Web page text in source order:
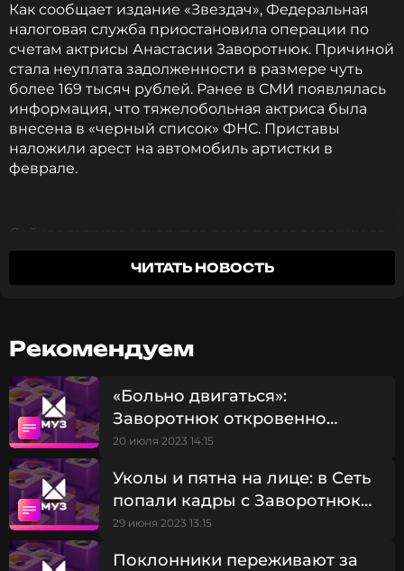
Как сообщает издание «Звездач», Федеральная
налоговая служба приостановила операции по
счетам актрисы Анастасии Заворотнюк. Причиной
стала неуплата задолженности в размере чуть
более 169 тысяч рублей. Ранее в СМИ появлялась
информация, что тяжелобольная актриса была
внесена в «черный список» ФНС. Приставы
наложили арест на автомобиль артистки в
феврале.
Сейчас актриса находится дома после терапии от
последствий глиобластомы головного мозга, с
которой Анастасия борется на протяжении
Фото: соцсети Анастасии Заворотнюк
Смотрите нас в Likee, чтобы
оставаться в курсе событий
ПОДПИСАТЬСЯ
ЧИТАТЬ НОВОСТЬ
Рекомендуем
«Больно двигаться»:
Заворотнюк откровенно
рассказала о проблемах с
20 июля 2023 14:15
Уколы и пятна на лице: в Сеть
попали кадры с Заворотнюк
во время процедуры
29 июня 2023 13:15
Поклонники переживают за